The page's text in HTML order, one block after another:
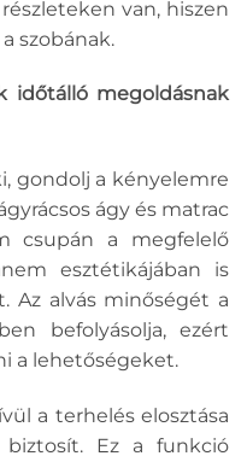
van, hiszen
szobának.
időtálló megoldásnak
gondolj a kényelemre
ágy és matrac
csupán a megfelelő
esztétikájában is
Az alvás minőségét a
befolyásolja, ezért
a lehetőségeket.
a terhelés elosztása
biztosít. Ez a funkció